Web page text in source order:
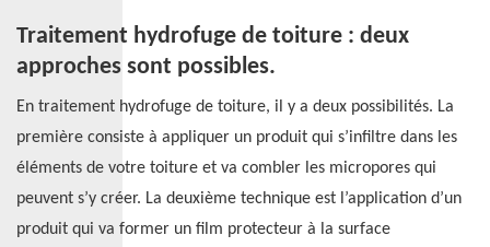
Traitement hydrofuge de toiture : deux
approches sont possibles.
En traitement hydrofuge de toiture, il y a deux possibilités. La
première consiste à appliquer un produit qui s’infiltre dans les
éléments de votre toiture et va combler les micropores qui
peuvent s’y créer. La deuxième technique est l’application d’un
produit qui va former un film protecteur à la surface